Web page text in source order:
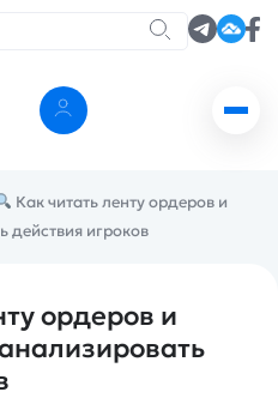
Как читать ленту ордеров и
действия игроков
ордеров и